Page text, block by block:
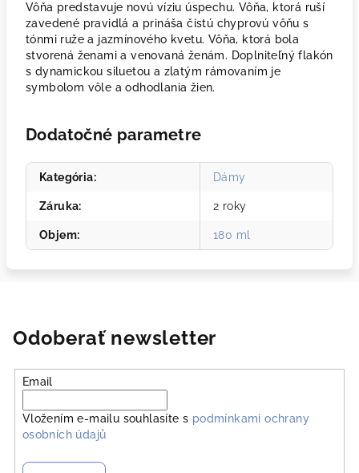
Vôňa predstavuje novú víziu úspechu. Vôňa, ktorá ruší
zavedené pravidlá a prináša čistú chyprovú vôňu s
tónmi ruže a jazmínového kvetu. Vôňa, ktorá bola
stvorená ženami a venovaná ženám. Doplniteľný flakón
s dynamickou siluetou a zlatým rámovaním je
symbolom vôle a odhodlania žien.
Dodatočné parametre
Kategória: Dámy
Záruka: 2 roky
Objem: 180 ml
Odoberať newsletter
Email
Vložením e-mailu souhlasíte s podmínkami ochrany
osobních údajů